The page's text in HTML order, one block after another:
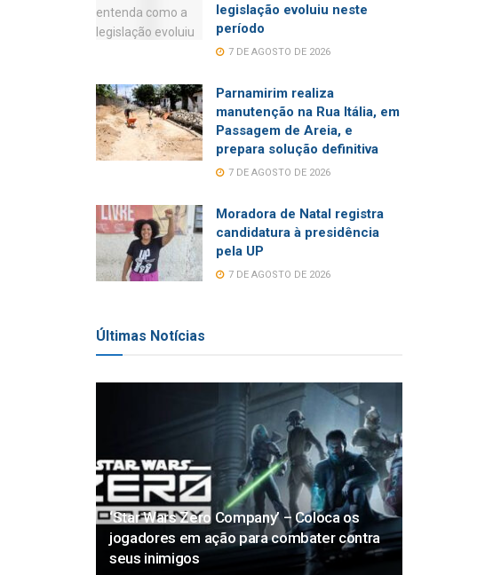
legislação evoluiu neste
período
7 DE AGOSTO DE 2026
Parnamirim realiza
manutenção na Rua Itália, em
Passagem de Areia, e
prepara solução definitiva
7 DE AGOSTO DE 2026
Moradora de Natal registra
candidatura à presidência
pela UP
7 DE AGOSTO DE 2026
Últimas Notícias
‘Star Wars Zero Company’ – Coloca os
jogadores em ação para combater contra
seus inimigos